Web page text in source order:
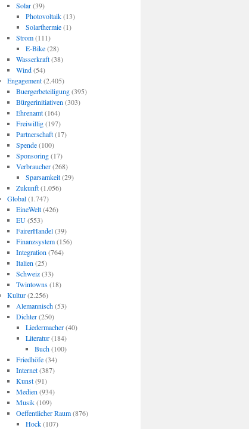
Solar(39)
Photovoltaik(13)
Solarthermie(1)
Strom(111)
E-Bike(28)
Wasserkraft(38)
Wind(54)
Engagement(2.405)
Buergerbeteiligung(395)
Bürgerinitiativen (303)
Ehrenamt(164)
Freiwillig(197)
Partnerschaft(17)
Spende(100)
Sponsoring(17)
Verbraucher(268)
Sparsamkeit(29)
Zukunft(1.056)
Global(1.747)
EineWelt(426)
EU(553)
FairerHandel(39)
Finanzsystem(156)
Integration (764)
Italien (25)
Schweiz(33)
Twintowns(18)
Kultur(2.256)
Alemannisch(53)
Dichter(250)
Liedermacher(40)
Literatur(184)
Buch(100)
Friedhöfe(34)
Internet(387)
Kunst(91)
Medien (934)
Musik(109)
Oeffentlicher Raum(876)
Hock(107)